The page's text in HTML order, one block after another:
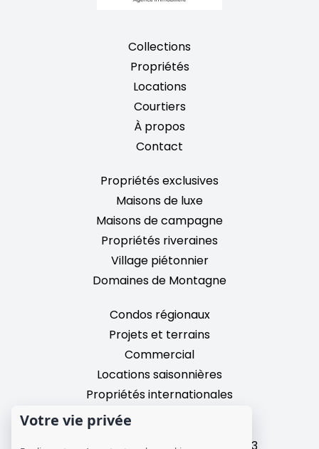
Collections
Propriétés
Locations
Courtiers
À propos
Contact
Propriétés exclusives
Maisons de luxe
Maisons de campagne
Propriétés riveraines
Village piétonnier
Domaines de Montagne
Condos régionaux
Projets et terrains
Commercial
Locations saisonnières
Propriétés internationales
2195, chemin du Village,
Votre vie privée